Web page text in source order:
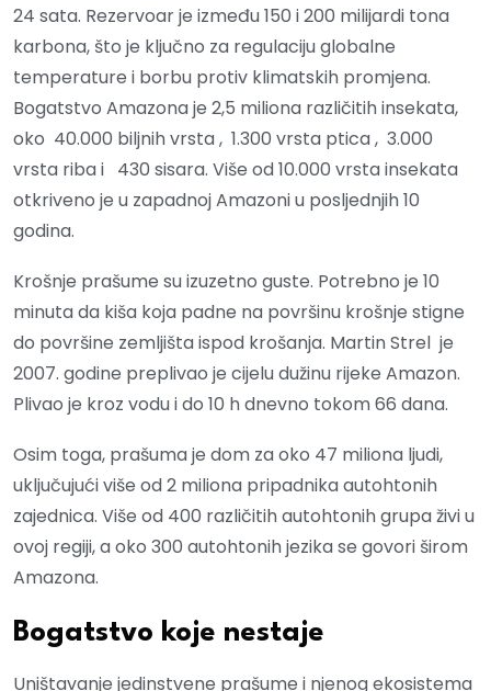
24 sata. Rezervoar je između 150 i 200 milijardi tona
karbona, što je ključno za regulaciju globalne
temperature i borbu protiv klimatskih promjena.
Bogatstvo Amazona je 2,5 miliona različitih insekata,
oko 40.000 biljnih vrsta , 1.300 vrsta ptica , 3.000
vrsta riba i 430 sisara. Više od 10.000 vrsta insekata
otkriveno je u zapadnoj Amazoni u posljednjih 10
godina.
Krošnje prašume su izuzetno guste. Potrebno je 10
minuta da kiša koja padne na površinu krošnje stigne
do površine zemljišta ispod krošanja. Martin Strel je
2007. godine preplivao je cijelu dužinu rijeke Amazon.
Plivao je kroz vodu i do 10 h dnevno tokom 66 dana.
Osim toga, prašuma je dom za oko 47 miliona ljudi,
uključujući više od 2 miliona pripadnika autohtonih
zajednica. Više od 400 različitih autohtonih grupa živi u
ovoj regiji, a oko 300 autohtonih jezika se govori širom
Amazona.
Bogatstvo koje nestaje
Uništavanje jedinstvene prašume i njenog ekosistema